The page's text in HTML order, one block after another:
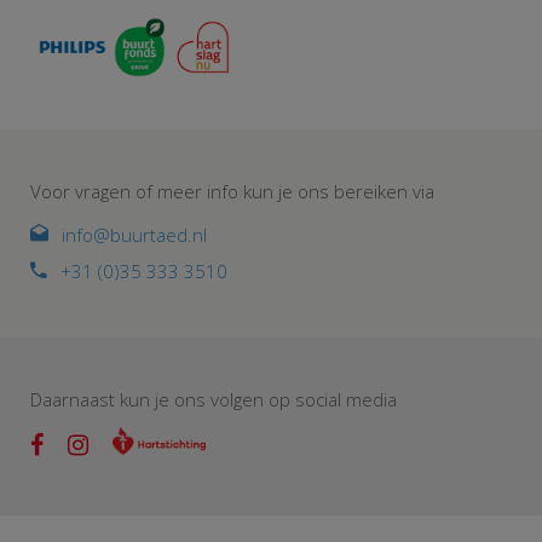
Voor vragen of meer info kun je ons bereiken via
info@buurtaed.nl
+31 (0)35 333 3510
Daarnaast kun je ons volgen op social media